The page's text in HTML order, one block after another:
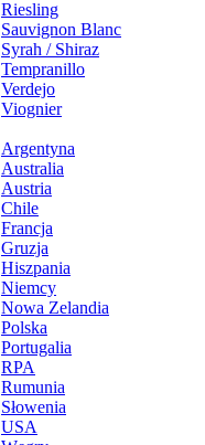
Riesling
Sauvignon Blanc
Syrah / Shiraz
Tempranillo
Verdejo
Viognier
Argentyna
Australia
Austria
Chile
Francja
Gruzja
Hiszpania
Niemcy
Nowa Zelandia
Polska
Portugalia
RPA
Rumunia
Słowenia
USA